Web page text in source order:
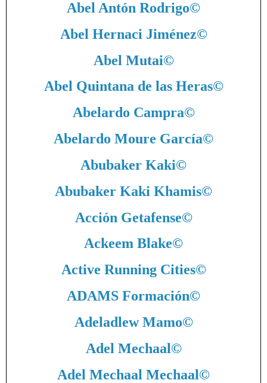
Abel Antón Rodrigo©
Abel Hernaci Jiménez©
Abel Mutai©
Abel Quintana de las Heras©
Abelardo Campra©
Abelardo Moure García©
Abubaker Kaki©
Abubaker Kaki Khamis©
Acción Getafense©
Ackeem Blake©
Active Running Cities©
ADAMS Formación©
Adeladlew Mamo©
Adel Mechaal©
Adel Mechaal Mechaal©